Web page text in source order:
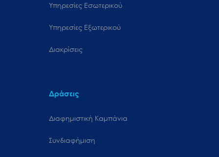
Υπηρεσίες Εσωτερικού
Υπηρεσίες Εξωτερικού
Διακρίσεις
Δράσεις
Διαφημιστική Καμπάνια
Συνδιαφήμιση